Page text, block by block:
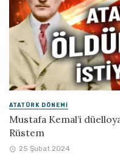
ATATÜRK DÖNEMI
Mustafa Kemal’i
Rüstem
25 Şubat 2024